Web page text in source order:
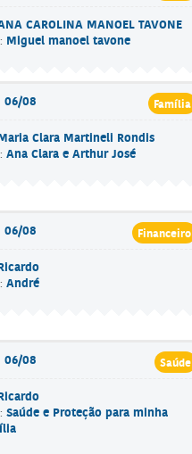
CAROLINA MANOEL TAVONE
Miguel manoel tavone
Família
06/08
Clara Martineli Rondis
Ana Clara e Arthur José
Financeiro
06/08
André
Saúde
06/08
Saúde e Proteção para minha